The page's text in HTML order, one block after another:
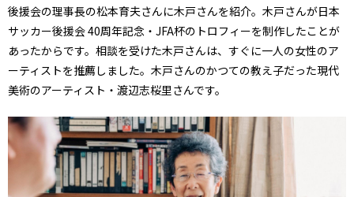
後援会の理事長の松本育夫さんに木戸さんを紹介。木戸さんが日本
サッカー後援会 40周年記念・JFA杯のトロフィーを制作したことが
あったからです。相談を受けた木戸さんは、すぐに一人の女性のア
ーティストを推薦しました。木戸さんのかつての教え子だった現代
美術のアーティスト・渡辺志桜里さんです。